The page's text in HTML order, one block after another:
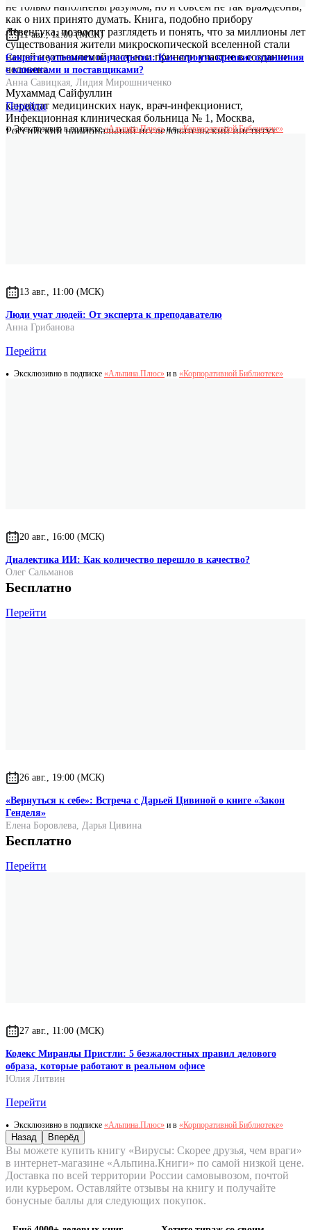
не только наполнены разумом, но и совсем не так враждебны,
как о них принято думать. Книга, подобно прибору
Левенгука, позволит разглядеть и понять, что за миллионы лет
существования жители микроскопической вселенной стали
нашей неотъемлемой частью и приняли участие в создании
человека.
Мухаммад Сайфуллин
кандидат медицинских наук, врач-инфекционист,
Инфекционная клиническая больница № 1, Москва,
Российский национальный исследовательский институт
11 авг., 11:00 (МСК)
Секреты успешного партнерства: Как строить крепкие отношения
с клиентами и поставщиками?
Анна Савицкая, Лидия Мирошниченко
Перейти
Эксклюзивно в подписке«Альпина.Плюс»и в«Корпоративной Библиотеке»
13 авг., 11:00 (МСК)
Люди учат людей: От эксперта к преподавателю
Анна Грибанова
Перейти
Эксклюзивно в подписке «Альпина.Плюс» и в «Корпоративной Библиотеке»
20 авг., 16:00 (МСК)
Диалектика ИИ: Как количество перешло в качество?
Олег Сальманов
Бесплатно
Перейти
26 авг., 19:00 (МСК)
«Вернуться к себе»: Встреча с Дарьей Цивиной о книге «Закон
Генделя»
Елена Боровлева, Дарья Цивина
Бесплатно
Перейти
27 авг., 11:00 (МСК)
Кодекс Миранды Пристли: 5 безжалостных правил делового
образа, которые работают в реальном офисе
Юлия Литвин
Перейти
Эксклюзивно в подписке «Альпина.Плюс» и в «Корпоративной Библиотеке»
Назад Вперёд
Вы можете купить книгу «Вирусы: Скорее друзья, чем враги»
в интернет-магазине «Альпина.Книги» по самой низкой цене.
Доставка по всей территории России самовывозом, почтой
или курьером. Оставляйте отзывы на книгу и получайте
бонусные баллы для следующих покупок.